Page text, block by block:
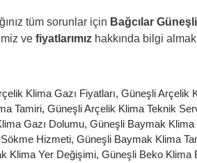
tüm sorunlar için Bağcılar
vefiyatlarımız hakkında bilgi
Klima Gazı Fiyatları, Güneşli Arçelik
Tamiri, Güneşli Arçelik Klima Teknik
Gazı Dolumu, Güneşli Baymak Klima
Hizmeti, Güneşli Baymak Klima
Klima Yer Değişimi, Güneşli Beko Klima